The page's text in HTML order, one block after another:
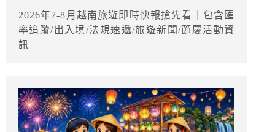
2026年7-8月越南旅遊即時快報搶先看｜包含匯
率追蹤/出入境/法規速遞/旅遊新聞/節慶活動資
訊